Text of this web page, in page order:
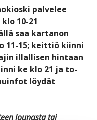
palvelee
10-21
saa kartanon
11-15; keittiö kiinni
illallisen hintaan
ke klo 21 ja to-
löydät
lounasta tai